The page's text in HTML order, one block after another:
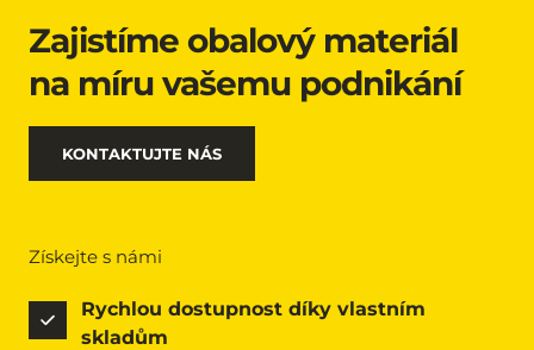
Zajistíme obalový materiál
na míru vašemu podnikání
KONTAKTUJTE NÁS
Získejte s námi
Rychlou dostupnost díky vlastním
skladům